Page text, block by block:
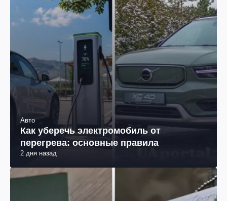
Авто
Как уберечь электромобиль от
перегрева: основные правила
2 дня назад